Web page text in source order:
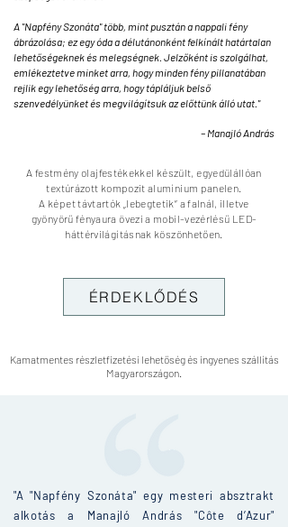
A "Napfény Szonáta" több, mint pusztán a nappali fény
ábrázolása; ez egy óda a délutánonként felkínált határtalan
lehetőségeknek és melegségnek. Jelzőként is szolgálhat,
emlékeztetve minket arra, hogy minden fény pillanatában
rejlik egy lehetőség arra, hogy tápláljuk belső
szenvedélyünket és megvilágítsuk az előttünk álló utat."
– Manajló András
A festmény olajfestékekkel készült, egyedülállóan
textúrázott kompozit alumínium panelen.
A képet távtartók „lebegtetik” a falnál, illetve
gyönyörű fényaura övezi a mobil-vezérlésű LED-
háttérvilágításnak köszönhetően.
ÉRDEKLŐDÉS
Kamatmentes részletfizetési lehetőség és ingyenes szállítás
Magyarországon.
"A "Napfény Szonáta" egy mesteri absztrakt
alkotás a Manajló András "Côte d’Azur"